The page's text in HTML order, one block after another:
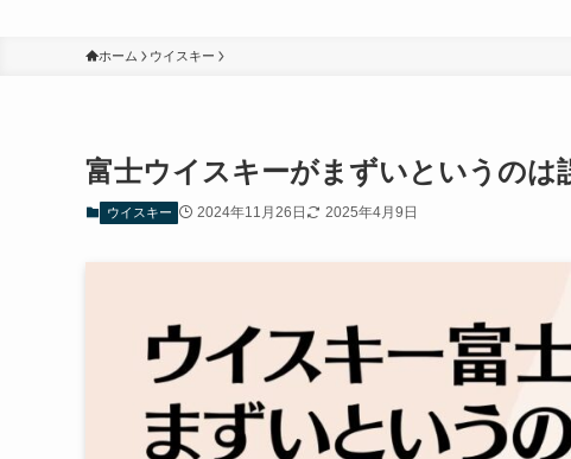
ホーム ウイスキー
富士ウイスキーがまずいというのは
ウイスキー 2024年11月26日 2025年4月9日